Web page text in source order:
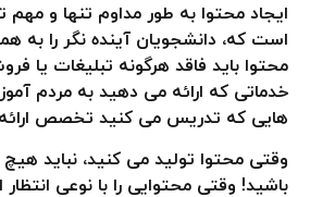
ایجاد محتوا به طور مداوم تنها و مهم
است که، دانشجویان آینده نگر را به
محتوا باید فاقد هرگونه تبلیغات یا
خدماتی که ارائه می دهید به مردم
هایی که تدریس می کنید تخصص
وقتی محتوا تولید می کنید، نباید
باشید! وقتی محتوایی را با نوعی